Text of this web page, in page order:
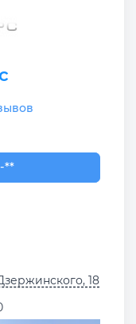
**
18